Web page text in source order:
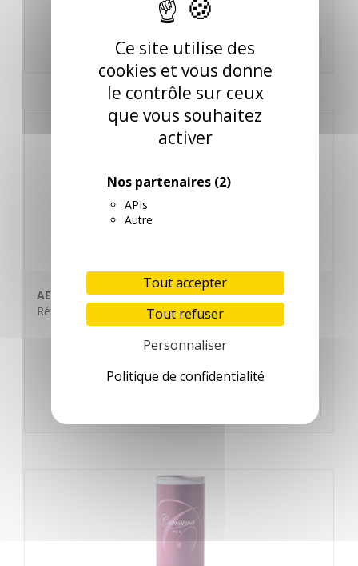
Ce site utilise des
cookies et vous donne
le contrôle sur ceux
que vous souhaitez
activer
Nos partenaires (2)
APIs
Autre
Tout accepter
Tout refuser
Personnaliser
Politique de confidentialité
En savoir plus
AEROSOL DIFFUS EOL 400ML HERMANO
Réf. 170116 / EOL400H